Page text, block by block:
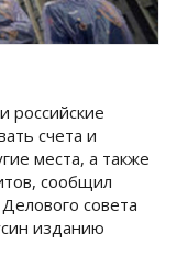
российские
счета и
места, а также
сообщил
совета
изданию